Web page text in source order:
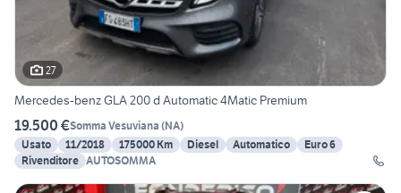
27
Mercedes-benz GLA 200 d Automatic 4Matic Premium
19.500 €Somma Vesuviana (NA)
Usato
11/2018 175000 Km Diesel Automatico
Euro 6
Rivenditore AUTOSOMMA